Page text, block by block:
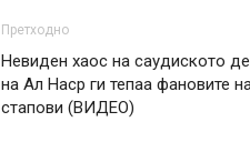
Претходно
Невиден хаос на саудиското
на Ал Наср ги тепаа фановите
стапови (ВИДЕО)